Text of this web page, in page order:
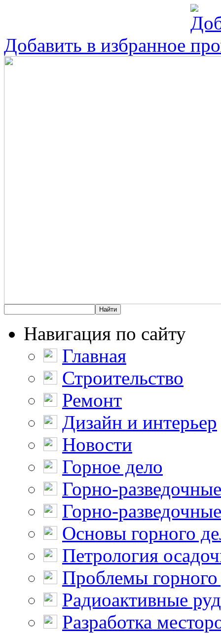
Добавить в избранное
Навигация по сайту
Главная
Строительство
Ремонт
Дизайн и интерьер
Новости
Горное дело
Горно-
Горно-
Основы горного
Петрология
Проблемы горного
Радиоактивные
Разработка